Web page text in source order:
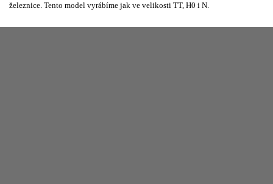
železnice. Tento model vyrábíme jak ve velikosti TT, H0 i N.